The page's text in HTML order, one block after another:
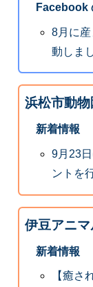
Facebook
8月に
動しま
浜松市動物
新着情報
9月23
ントを
伊豆アニ
新着情報
【癒さ